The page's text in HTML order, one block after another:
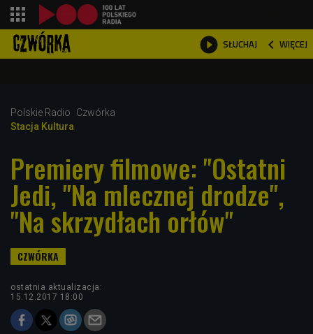
 SŁUCHAJ  WIĘCEJ

Polskie Radio
Czwórka
Stacja Kultura
Premiery filmowe: "Ostatni
Jedi, "Na mlecznej drodze",
"Na skrzydłach orłów"
ostatnia aktualizacja:
15.12.2017 18:00